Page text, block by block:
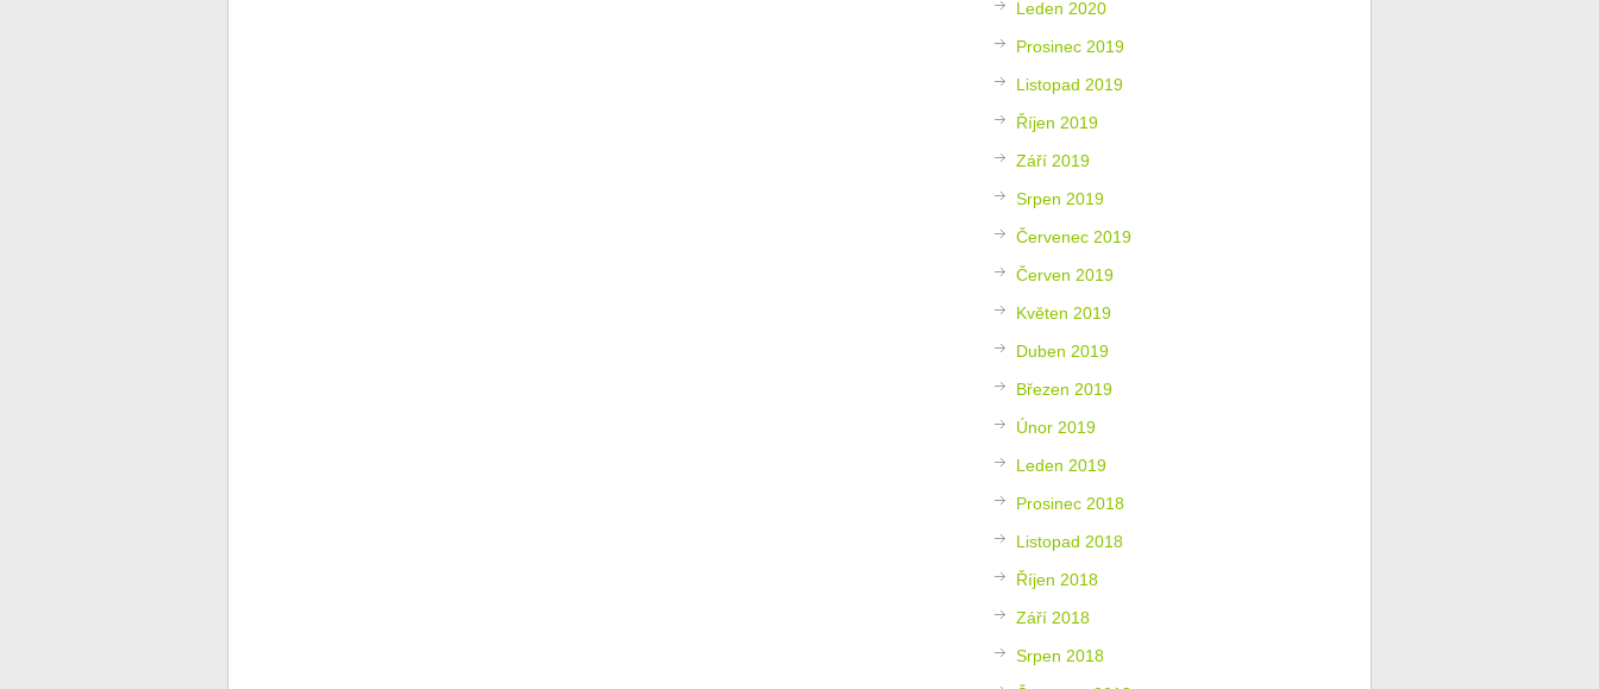
Leden 2020
Prosinec 2019
Listopad 2019
Říjen 2019
Září 2019
Srpen 2019
Červenec 2019
Červen 2019
Květen 2019
Duben 2019
Březen 2019
Únor 2019
Leden 2019
Prosinec 2018
Listopad 2018
Říjen 2018
Září 2018
Srpen 2018